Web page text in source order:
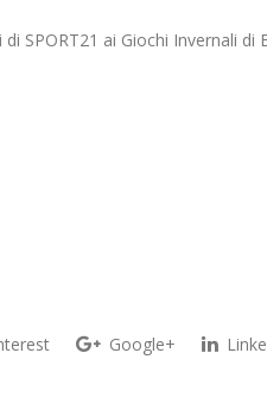
SPORT21 ai Giochi Invernali
Google+